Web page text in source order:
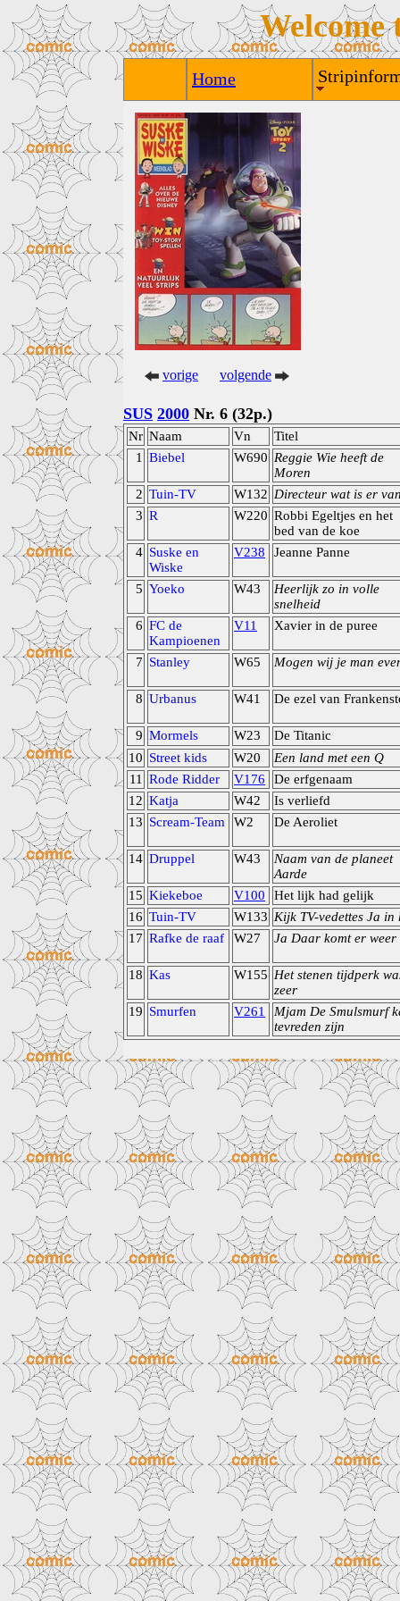
Welcome
Home
vorige volgende
SUS 2000 Nr. 6 (32p.)
Nr Naam Vn
Titel
1
Biebel W690 Reggie Wie heeft de
Moren
2 Tuin-TV W132 Directeur wat is er
3 R W220 Robbi Egeltjes en het
bed van de koe
4 Suske en
Wiske
V238 Jeanne Panne
5 Yoeko W43
Heerlijk zo in volle
snelheid
6 FC de
Kampioenen
V11 Xavier in de puree
7 Stanley W65 Mogen wij je man
8 Urbanus W41 De ezel van
9 Mormels W23
De Titanic
10 Street kids W20
Een land met een Q
11
Rode Ridder V176
De erfgenaam
12 Katja W42
Is verliefd
13 Scream-Team W2 De Aeroliet
14 Druppel W43
Naam van de planeet
Aarde
15 Kiekeboe V100
Het lijk had gelijk
16 Tuin-TV W133 Kijk TV-vedettes Ja in
17 Rafke de raaf W27 Ja Daar komt er weer
18 Kas W155 Het stenen tijdperk
zeer
19 Smurfen V261
Mjam De Smulsmurf
tevreden zijn